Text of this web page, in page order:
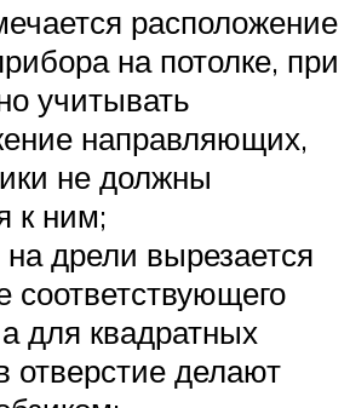
расположение
на потолке, при
учитывать
направляющих,
не должны
к ним;
на дрели вырезается
соответствующего
для квадратных
отверстие делают